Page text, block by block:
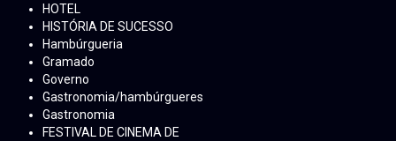
HOTEL
HISTÓRIA DE SUCESSO
Hambúrgueria
Gramado
Governo
Gastronomia/hambúrgueres
Gastronomia
FESTIVAL DE CINEMA DE